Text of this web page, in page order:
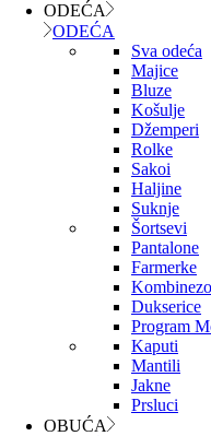
ODEĆA
ODEĆA
Sva odeća
Majice
Bluze
Košulje
Džemperi
Rolke
Sakoi
Haljine
Suknje
Šortsevi
Pantalone
Farmerke
Dukserice
Program
Kaputi
Mantili
Jakne
Prsluci
OBUĆA